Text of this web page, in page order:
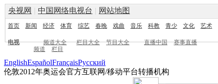
央视网 | 中国网络电视台 | 网站地图
首页 新闻 经济 体育 综艺 春晚 戏曲 音乐 科教 青少 文化 艺术
电视 频道大全 栏目大全 节目大全 直播中国
赛事直播
频道
栏目
EnglishEspañolFrançaisPусский
伦敦2012年奥运会官方互联网/移动平台转播机构